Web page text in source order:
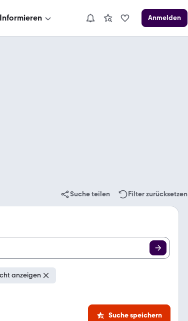
Informieren Anmelden
Suche teilen Filter zurücksetzen
anzeigen
Suche speichern